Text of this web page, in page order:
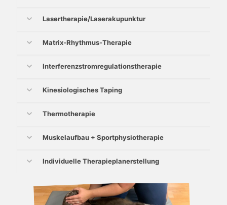
Lasertherapie/Laserakupunktur
Matrix-Rhythmus-Therapie
Interferenzstromregulationstherapie
Kinesiologisches Taping
Thermotherapie
Muskelaufbau + Sportphysiotherapie
Individuelle Therapieplanerstellung